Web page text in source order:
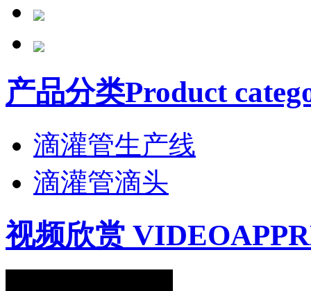
产品分类Product
滴灌管生产线
滴灌管滴头
视频欣赏